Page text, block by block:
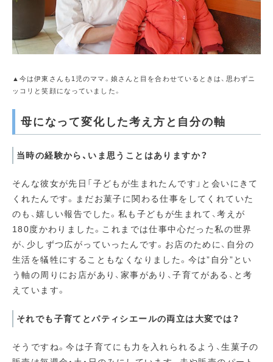
▲今は伊東さんも1児のママ。娘さんと目を合わせているときは、思わずニ
ッコリと笑顔になっていました。
母になって変化した考え方と自分の軸
当時の経験から、いま思うことはありますか？
そんな彼女が先日「子どもが生まれたんです」と会いにきて
くれたんです。まだお菓子に関わる仕事をしてくれていた
のも、嬉しい報告でした。私も子どもが生まれて、考えが
180度かわりました。これまでは仕事中心だった私の世界
が、少しずつ広がっていったんです。お店のために、自分の
生活を犠牲にすることもなくなりました。今は”自分”とい
う軸の周りにお店があり、家事があり、子育てがある、と考
えています。
それでも子育てとパティシエールの両立は大変では？
そうですね。今は子育てにも力を入れられるよう、生菓子の